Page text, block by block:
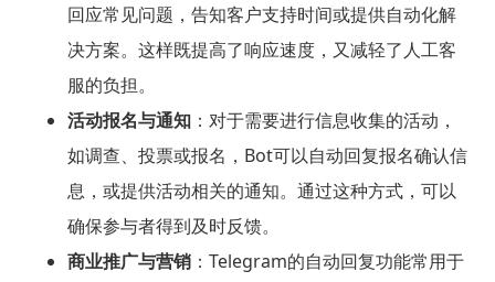
回应常见问题，告知客户支持时间或提供自动化解
决方案。这样既提高了响应速度，又减轻了人工客
服的负担。
活动报名与通知：对于需要进行信息收集的活动，
如调查、投票或报名，Bot可以自动回复报名确认信
息，或提供活动相关的通知。通过这种方式，可以
确保参与者得到及时反馈。
商业推广与营销：Telegram的自动回复功能常用于